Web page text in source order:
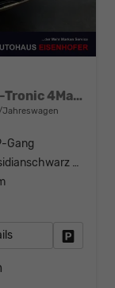
300d 270PS/198kW AMG Line 9G-Tronic 4Matic 2026 +AHK +Fahren Assistent Paket
Gang
197 - Obsidianschwarz Metalliclack